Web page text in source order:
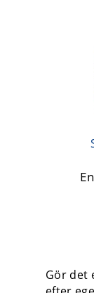
Gör det